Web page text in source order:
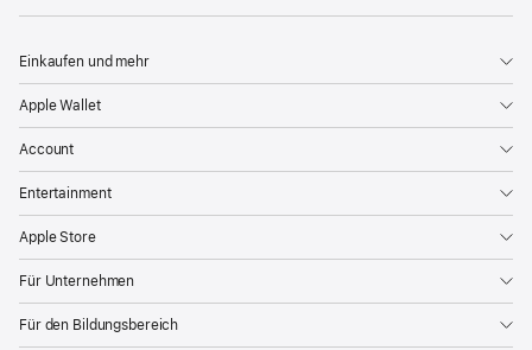
Einkaufen und mehr
Apple Wallet
Account
Entertainment
Apple Store
Für Unternehmen
Für den Bildungsbereich